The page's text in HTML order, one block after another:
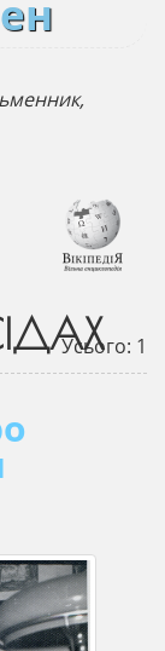
Усього: 1